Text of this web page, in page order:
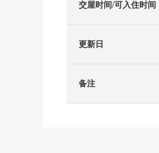
交屋时间/可入住时间
更新日
备注